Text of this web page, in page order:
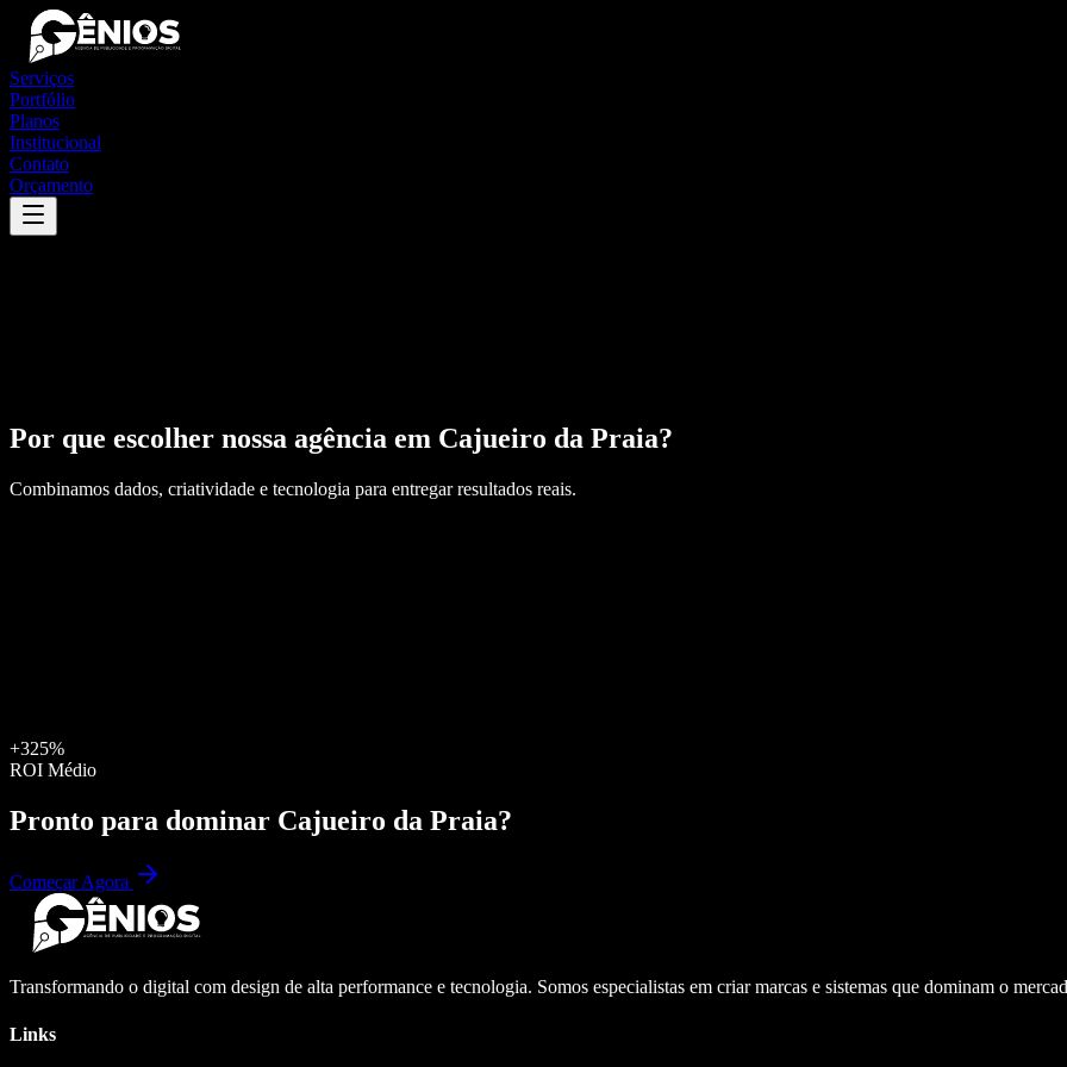
Serviços
Portfólio
Planos
Institucional
Contato
Orçamento
Por que escolher nossa agência em Cajueiro da Praia?
Combinamos dados, criatividade e tecnologia para entregar resultados reais.
+325%
ROI Médio
Pronto para dominar Cajueiro da Praia?
Começar Agora
Transformando o digital com design de alta performance e tecnologia. Somos especialistas em criar marcas e sistemas que dominam o
Links